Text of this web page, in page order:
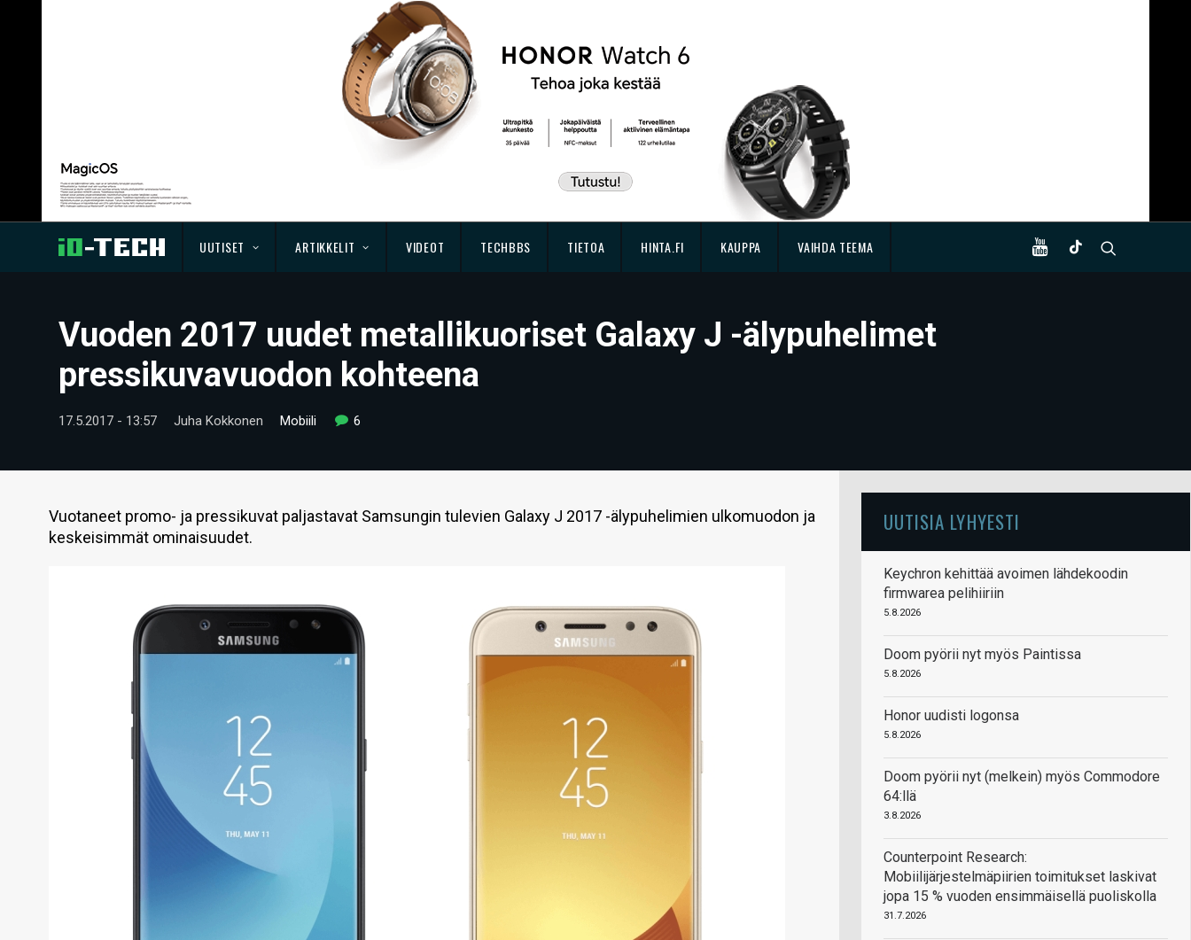
UUTISET ARTIKKELIT VIDEOT TECHBBS TIETOA HINTA.FI KAUPPA VAIHDA TEEMA
Vuoden 2017 uudet metallikuoriset Galaxy J -älypuhelimet
pressikuvavuodon kohteena
17.5.2017 - 13:57 Juha Kokkonen Mobiili 6
Vuotaneet promo- ja pressikuvat paljastavat Samsungin tulevien Galaxy J 2017 -älypuhelimien ulkomuodon ja
keskeisimmät ominaisuudet.
UUTISIA LYHYESTI
Keychron kehittää avoimen lähdekoodin
firmwarea pelihiiriin
5.8.2026
Doom pyörii nyt myös Paintissa
5.8.2026
Honor uudisti logonsa
5.8.2026
Doom pyörii nyt (melkein) myös Commodore
64:llä
3.8.2026
Counterpoint Research:
Mobiilijärjestelmäpiirien toimitukset laskivat
jopa 15 % vuoden ensimmäisellä puoliskolla
31.7.2026